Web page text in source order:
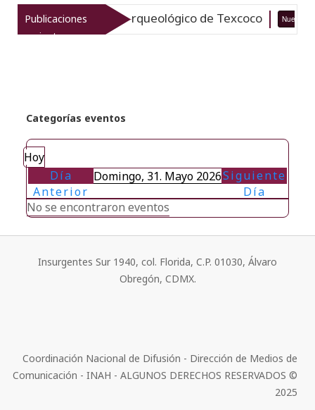
Publicaciones
recientes
el patrimonio arqueológico de Texcoco Nuevo
Categorías eventos
Hoy
Día
Anterior
Domingo, 31. Mayo 2026Siguiente
Día
No se encontraron eventos
Insurgentes Sur 1940, col. Florida, C.P. 01030, Álvaro
Obregón, CDMX.
Coordinación Nacional de Difusión - Dirección de Medios de
Comunicación - INAH - ALGUNOS DERECHOS RESERVADOS ©
2025